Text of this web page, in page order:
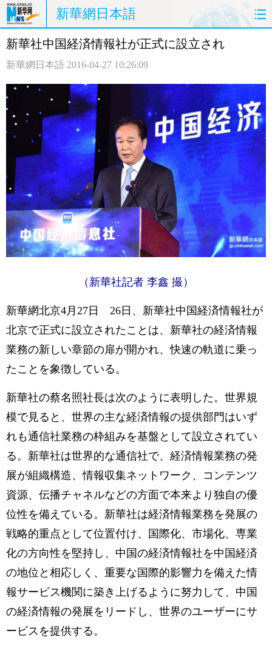
新華網日本語
ホームページ 政治 経済
写真
中日対訳
新華社中国経済情報社が正式に設立され
新華網日本語 2016-04-27 10:26:09
（新華社記者 李鑫 撮）
新華網北京4月27日 26日、新華社中国経済情報社が
北京で正式に設立されたことは、新華社の経済情報
業務の新しい章節の扉が開かれ、快速の軌道に乗っ
たことを象徴している。
新華社の蔡名照社長は次のように表明した。世界規
模で見ると、世界の主な経済情報の提供部門はいず
れも通信社業務の枠組みを基盤として設立されてい
る。新華社は世界的な通信社で、経済情報業務の発
展が組織構造、情報収集ネットワーク、コンテンツ
資源、伝播チャネルなどの方面で本来より独自の優
位性を備えている。新華社は経済情報業務を発展の
戦略的重点として位置付け、国際化、市場化、専業
化の方向性を堅持し、中国の経済情報社を中国経済
の地位と相応しく、重要な国際的影響力を備えた情
報サービス機関に築き上げるように努力して、中国
の経済情報の発展をリードし、世界のユーザーにサ
ービスを提供する。